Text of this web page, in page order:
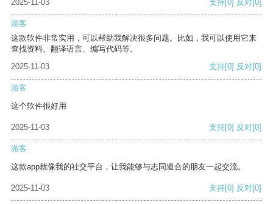
2025-11-03 支持[0] 反对[0]
游客
这款软件非常实用，可以帮助我解决很多问题。比如，我可以使用它来
查找资料、翻译语言、编写代码等。
2025-11-03
支持[0] 反对[0]
游客
这个软件很好用
2025-11-03 支持[0] 反对[0]
游客
这款app就像我的社交平台，让我能够与志同道合的朋友一起交流。
2025-11-03 支持[0] 反对[0]